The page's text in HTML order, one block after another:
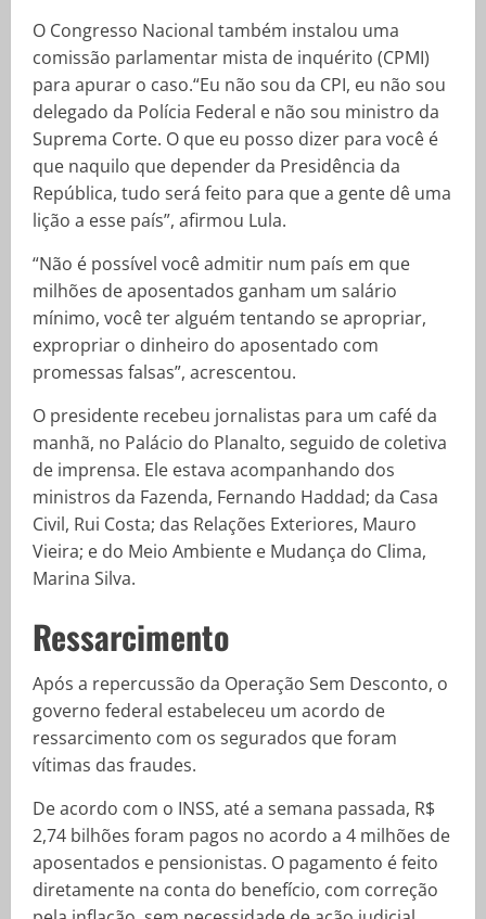
O Congresso Nacional também instalou uma
comissão parlamentar mista de inquérito (CPMI)
para apurar o caso.“Eu não sou da CPI, eu não sou
delegado da Polícia Federal e não sou ministro da
Suprema Corte. O que eu posso dizer para você é
que naquilo que depender da Presidência da
República, tudo será feito para que a gente dê uma
lição a esse país”, afirmou Lula.
“Não é possível você admitir num país em que
milhões de aposentados ganham um salário
mínimo, você ter alguém tentando se apropriar,
expropriar o dinheiro do aposentado com
promessas falsas”, acrescentou.
O presidente recebeu jornalistas para um café da
manhã, no Palácio do Planalto, seguido de coletiva
de imprensa. Ele estava acompanhando dos
ministros da Fazenda, Fernando Haddad; da Casa
Civil, Rui Costa; das Relações Exteriores, Mauro
Vieira; e do Meio Ambiente e Mudança do Clima,
Marina Silva.
Ressarcimento
Após a repercussão da Operação Sem Desconto, o
governo federal estabeleceu um acordo de
ressarcimento com os segurados que foram
vítimas das fraudes.
De acordo com o INSS, até a semana passada, R$
2,74 bilhões foram pagos no acordo a 4 milhões de
aposentados e pensionistas. O pagamento é feito
diretamente na conta do benefício, com correção